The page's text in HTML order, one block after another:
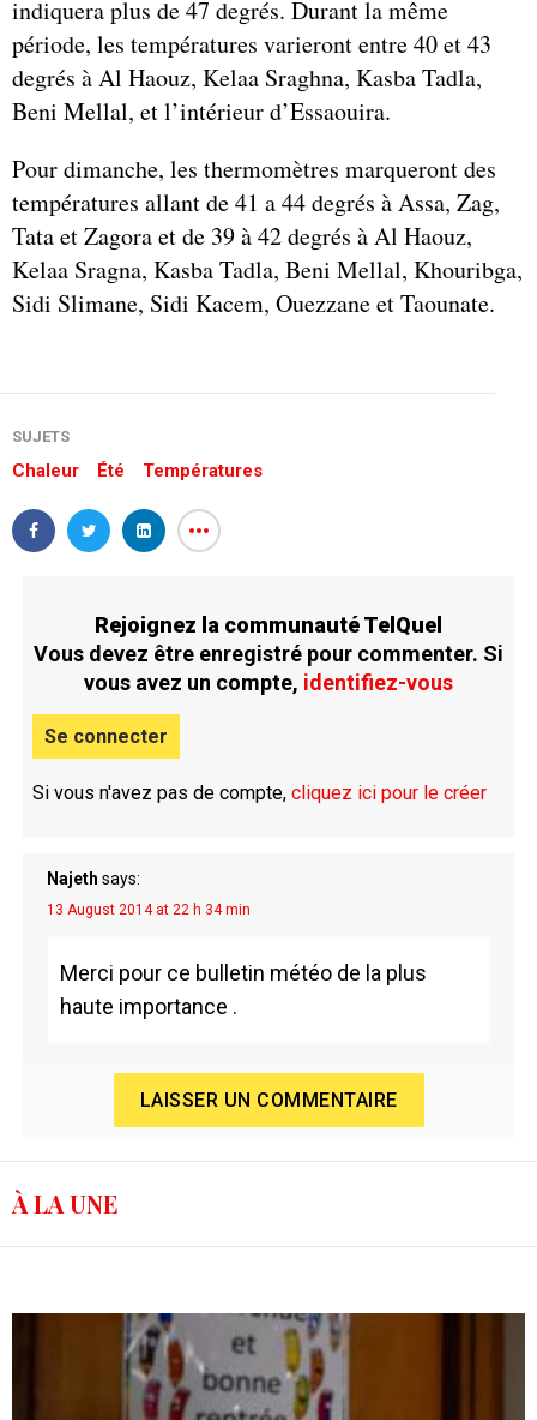
indiquera plus de 47 degrés. Durant la même
période, les températures varieront entre 40 et 43
degrés à Al Haouz, Kelaa Sraghna, Kasba Tadla,
Beni Mellal, et l’intérieur d’Essaouira.
Pour dimanche, les thermomètres marqueront des
températures allant de 41 a 44 degrés à Assa, Zag,
Tata et Zagora et de 39 à 42 degrés à Al Haouz,
Kelaa Sragna, Kasba Tadla, Beni Mellal, Khouribga,
Sidi Slimane, Sidi Kacem, Ouezzane et Taounate.
SUJETS
Chaleur Été Températures
Rejoignez la communauté TelQuel
Vous devez être enregistré pour commenter. Si
vous avez un compte, identifiez-vous
Se connecter
Si vous n'avez pas de compte, cliquez ici pour le créer
Najeth says:
13 August 2014 at 22 h 34 min
Merci pour ce bulletin météo de la plus
haute importance .
LAISSER UN COMMENTAIRE
À LA UNE